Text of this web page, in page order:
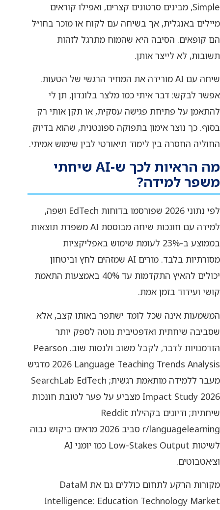
Simple, מבינים סרטונים קצרים, ואפילו קוראים
מיילים באנגלית, אך בשיחה עם לקוח או מוכר בחו״ל
הם קופאים. הסיבה היא שהמוח מתרגל לזהות
תשובות, לא לייצר אותן.
שיחה עם AI מורידה את המחיר הרגשי של הטעות.
אפשר לבקש: דבר איתי כמו מלצר בלונדון, תן לי
להתאמן על פתיחת פגישה עסקית, או תקן אותי רק
בסוף. כך נוצר אימון בתפוקה ספונטנית, שהוא בדיוק
החוליה החסרה בין לימוד תיאורטי לבין שימוש אמיתי.
מה הראיות לכך ש-AI שיחתי
משפר למידה?
לפי נתוני 2026 שפורסמו בדוחות EdTech ושפה,
למידה עם חונכות שיחה מבוססת AI משפרת תוצאות
בממוצע ב-23% לעומת שימוש באפליקציות
מסורתיות בלבד. מורים AI שמזהים לחץ וביטחון
יכולים להאיץ התקדמות עד 40% באמצעות התאמת
קושי ועידוד בזמן אמת.
המשמעות אינה שכל לומד ישתפר באותו קצב, אלא
שסביבה שיחתית ואדפטיבית נוטה לספק יותר
הזדמנויות לדבר, לקבל משוב ולנסות שוב. Pearson
2026 Language Teaching Trends Analysis מדגיש
מעבר ללמידה מותאמת רגשית; SearchLab EdTech
Impact Study 2026 מצביע על פער לטובת חונכות
שיחתית; ודיונים בקהילת Reddit
r/languagelearning סביב 2026 מראים ביקוש גבוה
לשיטות Low-Stakes Output כמו יומני AI
וצ׳אטבוטים.
מקורות הרקע לתחום כוללים גם את DataM
Intelligence: Education Technology Market